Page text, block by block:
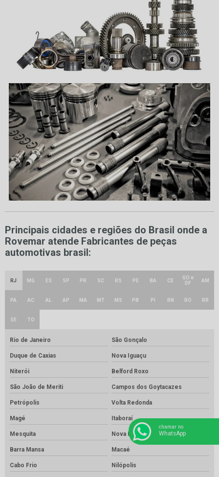
Principais cidades e regiões do Brasil onde a
Rovemar atende Fabricantes de peças
automotivas brasil:
RJ MG ES SP PR SC RS PE BA CE
GO e
DF
AM
PA AC AL AP MA MT MS PB PI RN RO RR
SE TO
Rio de Janeiro São Gonçalo
Duque de Caxias Nova Iguaçu
Niterói Belford Roxo
São João de Meriti Campos dos Goytacazes
Petrópolis Volta Redonda
Magé Itaboraí
Mesquita Nova Friburgo
Barra Mansa Macaé
Cabo Frio Nilópolis
chamar no
WhatsApp